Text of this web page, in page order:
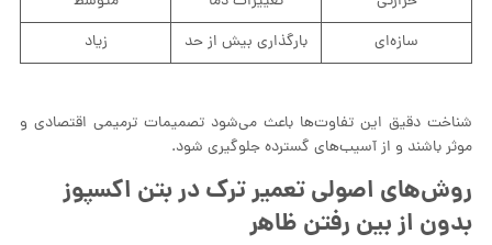
سازه‌ای
بارگذاری بیش از حد زیاد
شناخت دقیق این تفاوت‌ها باعث می‌شود تصمیمات ترمیمی اقتصادی و
موثر باشند و از آسیب‌های گسترده جلوگیری شود.
روش‌های اصولی تعمیر ترک در بتن اکسپوز
بدون از بین رفتن ظاهر